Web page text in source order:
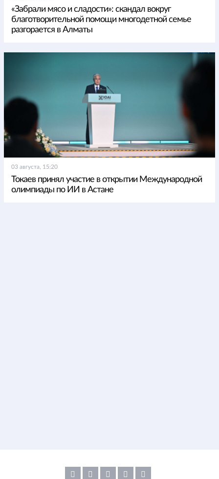
«Забрали мясо и сладости»: скандал вокруг
благотворительной помощи многодетной семье
разгорается в Алматы
03 августа, 15:20
Токаев принял участие в открытии Международной
олимпиады по ИИ в Астане